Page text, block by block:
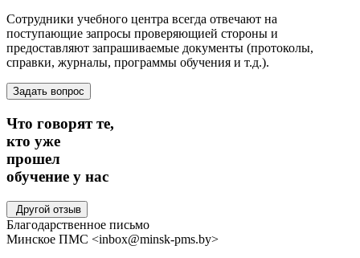
Сотрудники учебного центра всегда отвечают на
поступающие запросы проверяющией стороны и
предоставляют запрашиваемые документы (протоколы,
справки, журналы, программы обучения и т.д.).
Задать вопрос
Что говорят те,
кто уже
прошел
обучение у нас
Другой отзыв
Благодарственное письмо
Минское ПМС <inbox@minsk-pms.by>